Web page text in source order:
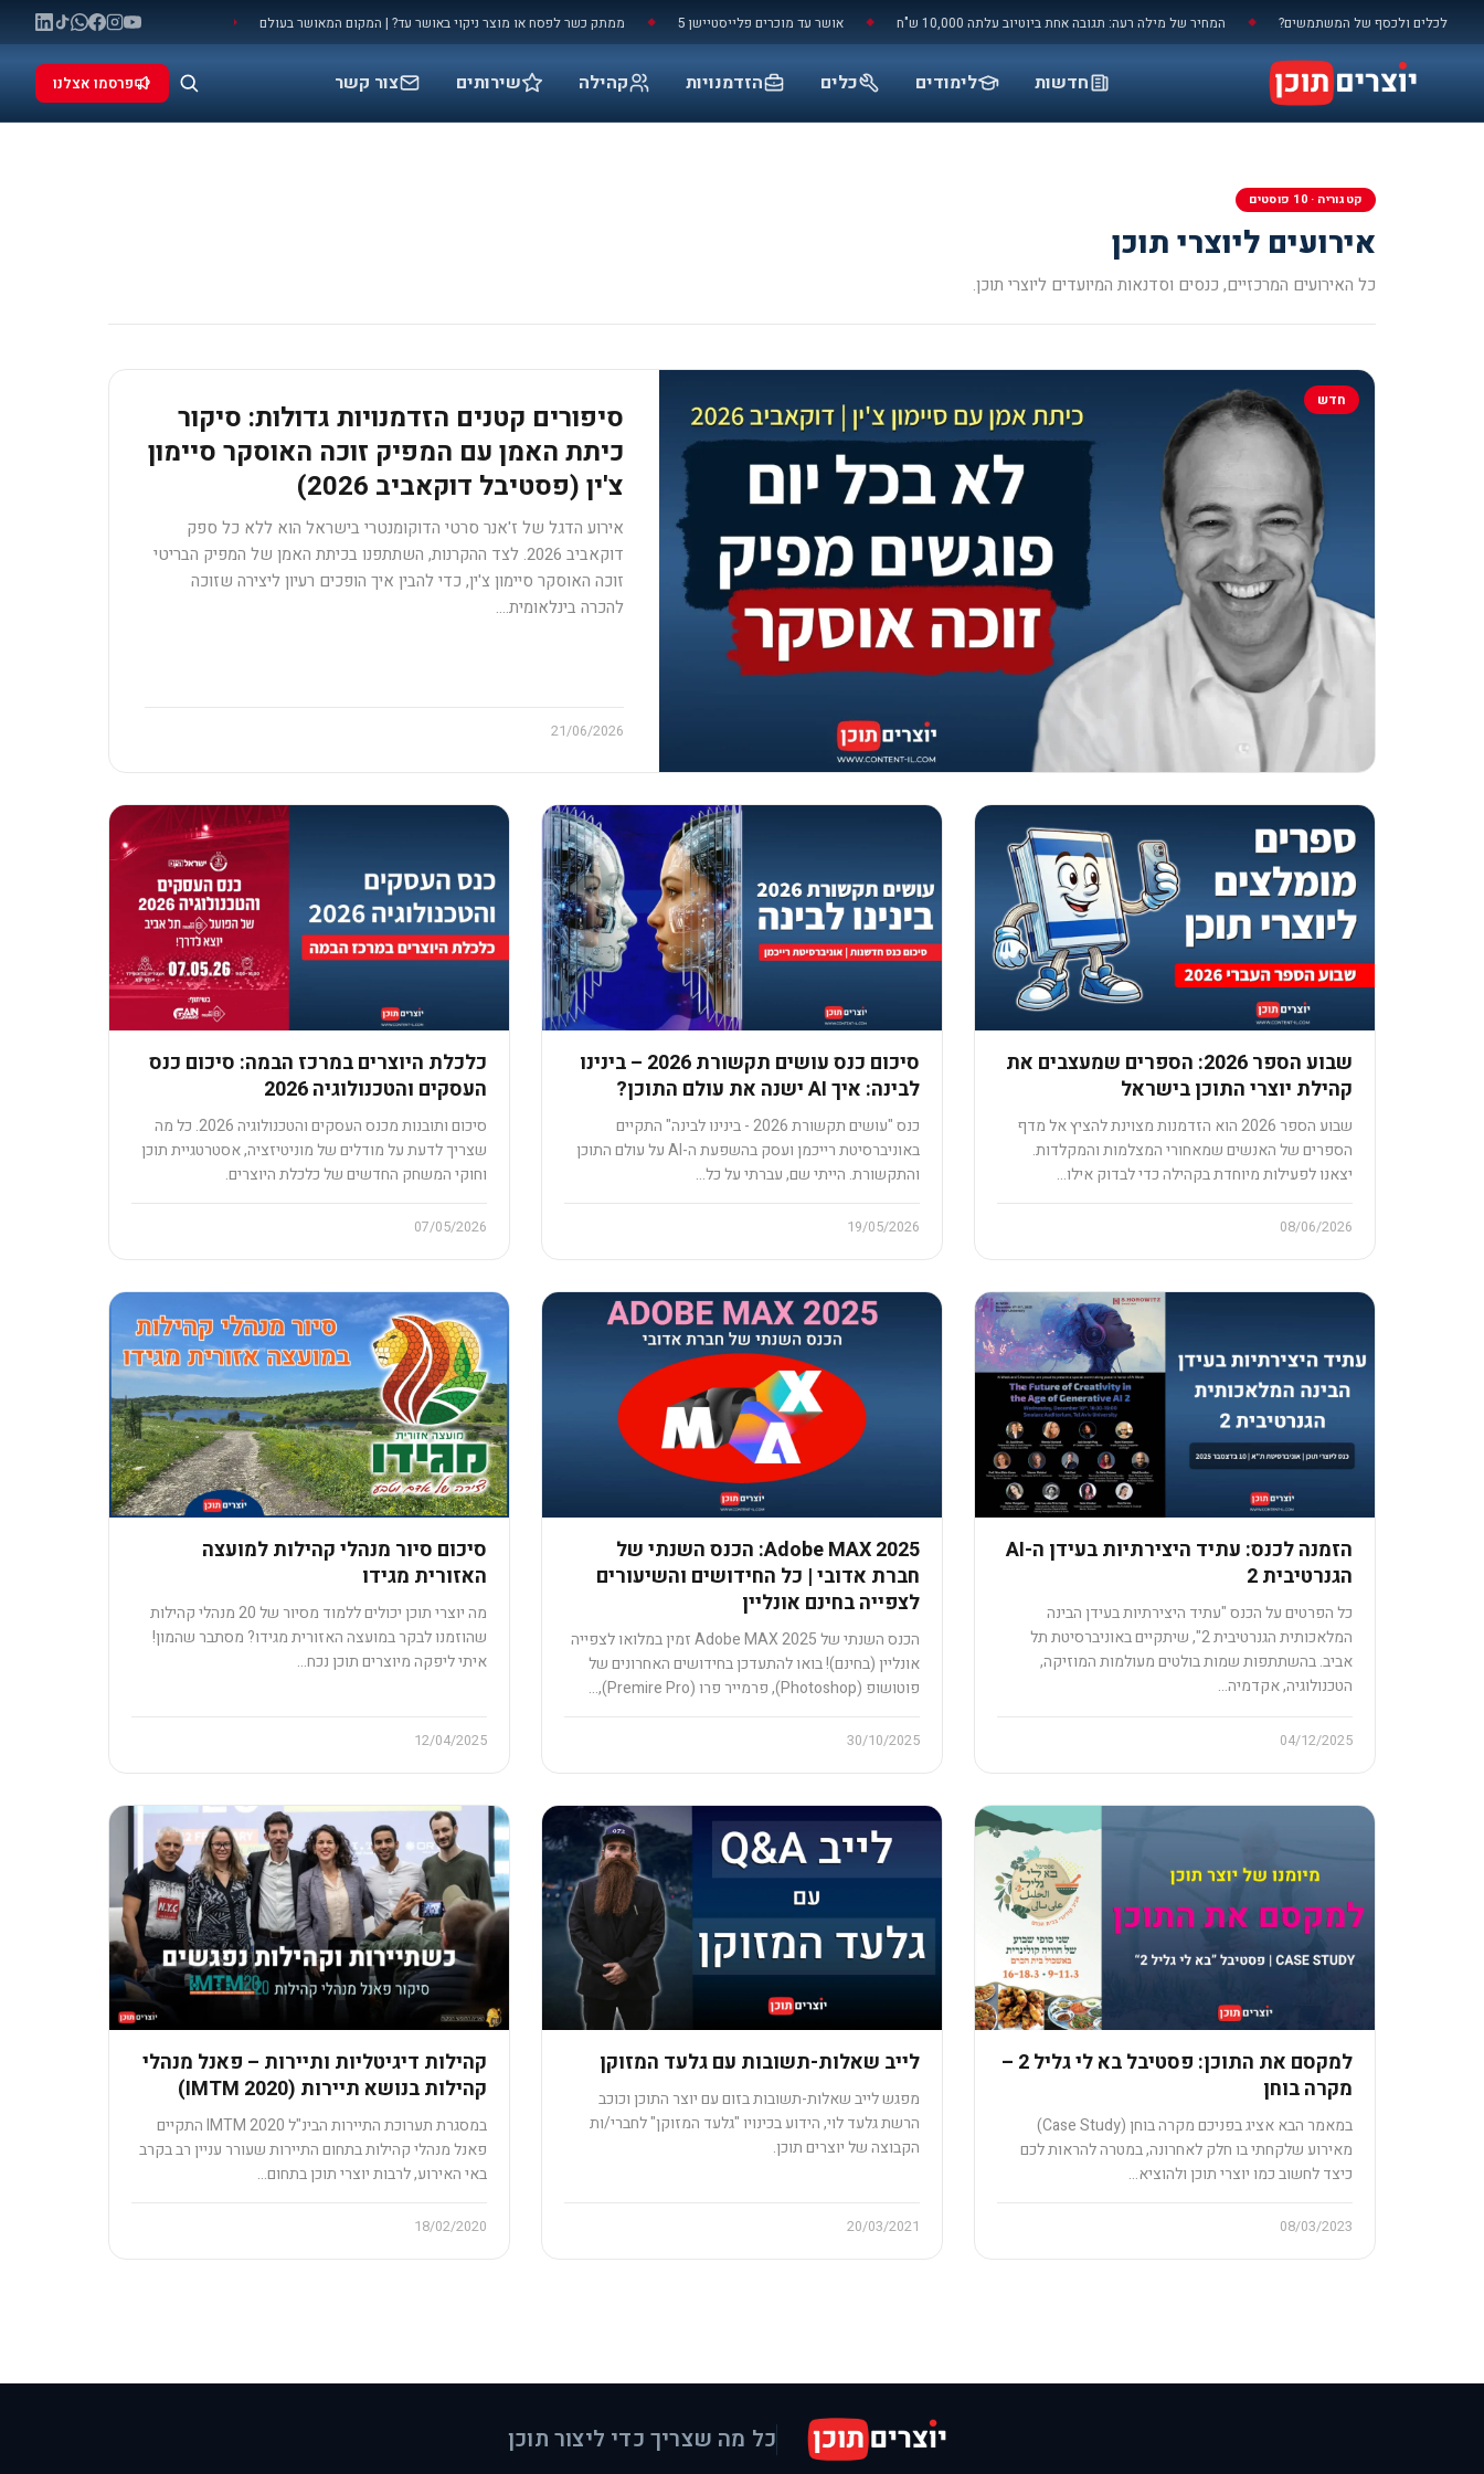
מלחמה: המאני טיים שלכם להתפרסם ◆ ממתק כשר לפסח או מוצר ניקוי באושר עד? | המקום המאושר בעולם ◆ אושר עד מוכרים פלייסטיישן 5 ◆ המחיר של מילה רעה: תגובה אחת ביוטיוב עלתה 10,000 ש"ח ◆ ולכסף של המשתמשים?
חדשות לימודים כלים הזדמנויות קהילה שירותים צור קשר פרסמו אצלנו
קטגוריה · 10 פוסטים
אירועים ליוצרי תוכן
כל האירועים המרכזיים, כנסים וסדנאות המיועדים ליוצרי תוכן.
חדש
סיפורים קטנים הזדמנויות גדולות: סיקור
כיתת האמן עם המפיק זוכה האוסקר סיימון
צ'ין (פסטיבל דוקאביב 2026)
אירוע הדגל של ז'אנר סרטי הדוקומנטרי בישראל הוא ללא כל ספק
דוקאביב 2026. לצד ההקרנות, השתתפנו בכיתת האמן של המפיק הבריטי
זוכה האוסקר סיימון צ'ין, כדי להבין איך הופכים רעיון ליצירה שזוכה
להכרה בינלאומית.…
21/06/2026
שבוע הספר 2026: הספרים שמעצבים את
קהילת יוצרי התוכן בישראל
שבוע הספר 2026 הוא הזדמנות מצוינת להציץ אל מדף
הספרים של האנשים שמאחורי המצלמות והמקלדות.
יצאנו לפעילות מיוחדת בקהילה כדי לבדוק אילו…
08/06/2026
סיכום כנס עושים תקשורת 2026 – בינינו
לבינה: איך AI ישנה את עולם התוכן?
כנס "עושים תקשורת 2026 - בינינו לבינה" התקיים
באוניברסיטת רייכמן ועסק בהשפעת ה-AI על עולם התוכן
והתקשורת. הייתי שם, עברתי על כל…
19/05/2026
כלכלת היוצרים במרכז הבמה: סיכום כנס
העסקים והטכנולוגיה 2026
סיכום ותובנות מכנס העסקים והטכנולוגיה 2026. כל מה
שצריך לדעת על מודלים של מוניטיזציה, אסטרטגיית תוכן
וחוקי המשחק החדשים של כלכלת היוצרים.
07/05/2026
הזמנה לכנס: עתיד היצירתיות בעידן ה-AI
הגנרטיבית 2
כל הפרטים על הכנס "עתיד היצירתיות בעידן הבינה
המלאכותית הגנרטיבית 2", שיתקיים באוניברסיטת תל
אביב. בהשתתפות שמות בולטים מעולמות המוזיקה,
הטכנולוגיה, אקדמיה…
04/12/2025
Adobe MAX 2025: הכנס השנתי של
חברת אדובי | כל החידושים והשיעורים
לצפייה בחינם אונליין
הכנס השנתי של Adobe MAX 2025 זמין במלואו לצפייה
אונליין (בחינם)! בואו להתעדכן בחידושים האחרונים של
פוטושופ (Photoshop), פרמייר פרו (Premire Pro),…
30/10/2025
סיכום סיור מנהלי קהילות למועצה
האזורית מגידו
מה יוצרי תוכן יכולים ללמוד מסיור של 20 מנהלי קהילות
שהוזמנו לבקר במועצה האזורית מגידו? מסתבר שהמון!
איתי ליפקה מיוצרים תוכן נכח…
12/04/2025
למקסם את התוכן: פסטיבל בא לי גליל 2 –
מקרה בוחן
במאמר הבא אציג בפניכם מקרה בוחן (Case Study)
מאירוע שלקחתי בו חלק לאחרונה, במטרה להראות לכם
כיצד לחשוב כמו יוצרי תוכן ולהוציא…
08/03/2023
לייב שאלות-תשובות עם גלעד המזוקן
מפגש לייב שאלות-תשובות בזום עם יוצר התוכן וכוכב
הרשת גלעד לוי, הידוע בכינויו "גלעד המזוקן" לחברי/ות
הקבוצה של יוצרים תוכן.
20/03/2021
קהילות דיגיטליות ותיירות – פאנל מנהלי
קהילות בנושא תיירות (IMTM 2020)
במסגרת תערוכת התיירות הבינ"ל IMTM 2020 התקיים
פאנל מנהלי קהילות בתחום התיירות שעורר עניין רב בקרב
באי האירוע, לרבות יוצרי תוכן בתחום…
18/02/2020
כל מה שצריך כדי ליצור תוכן